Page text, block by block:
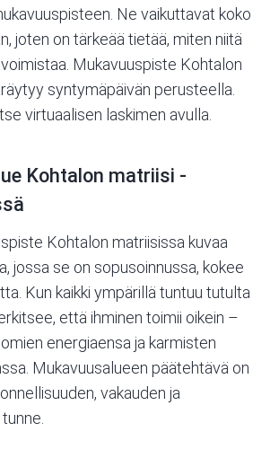
Ne vaikuttavat koko
joten on tärkeää tietää, miten niitä
Mukavuuspiste Kohtalon
syntymäpäivän perusteella.
virtuaalisen laskimen avulla.
Kohtalon matriisi -
Kohtalon matriisissa kuvaa
jossa se on sopusoinnussa, kokee
Kun kaikki ympärillä tuntuu tutulta
että ihminen toimii oikein –
energiaensa ja karmisten
Mukavuusalueen päätehtävä on
vakauden ja